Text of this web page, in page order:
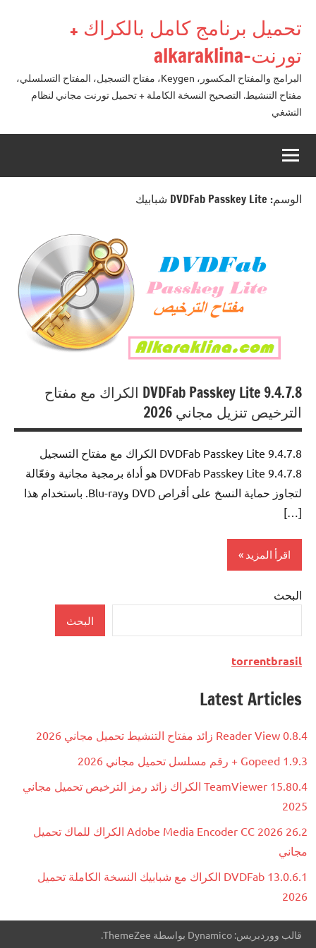
تحميل برنامج كامل بالكراك +
تورنت-alkaraklina
البرامج والمفتاح المكسور، Keygen، مفتاح التسجيل، المفتاح التسلسلي،
مفتاح التنشيط. التصحيح النسخة الكاملة + تحميل تورنت مجاني لنظام
التشغي
الوسم: DVDFab Passkey Lite شبابيك
DVDFab Passkey Lite 9.4.7.8 الكراك مع مفتاح
الترخيص تنزيل مجاني 2026
DVDFab Passkey Lite 9.4.7.8 الكراك مع مفتاح التسجيل
DVDFab Passkey Lite 9.4.7.8 هو أداة برمجية مجانية وفعّالة
لتجاوز حماية النسخ على أقراص DVD وBlu-ray. باستخدام هذا
[…]
اقرأ المزيد
CD/DVD
البحث
البحث
torrentbrasil
Latest Articles
Reader View 0.8.4 زائد مفتاح التنشيط تحميل مجاني 2026
Gopeed 1.9.3 + رقم مسلسل تحميل مجاني 2026
TeamViewer 15.80.4 الكراك زائد رمز الترخيص تحميل مجاني
2025
Adobe Media Encoder CC 2026 26.2 الكراك للماك تحميل
مجاني
DVDFab 13.0.6.1 الكراك مع شبابيك النسخة الكاملة تحميل
2026
قالب ووردبريس: Dynamico بواسطة ThemeZee.